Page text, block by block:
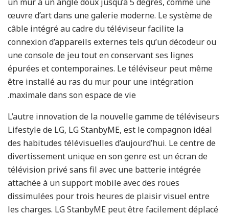
œuvre d’art dans une galerie moderne. Le système de
câble intégré au cadre du téléviseur facilite la
connexion d’appareils externes tels qu’un décodeur ou
une console de jeu tout en conservant ses lignes
épurées et contemporaines. Le téléviseur peut même
être installé au ras du mur pour une intégration
maximale dans son espace de vie.
L’autre innovation de la nouvelle gamme de téléviseurs
Lifestyle de LG, LG StanbyME, est le compagnon idéal
des habitudes télévisuelles d’aujourd’hui. Le centre de
divertissement unique en son genre est un écran de
télévision privé sans fil avec une batterie intégrée
attachée à un support mobile avec des roues
dissimulées pour trois heures de plaisir visuel entre
les charges. LG StanbyME peut être facilement déplacé